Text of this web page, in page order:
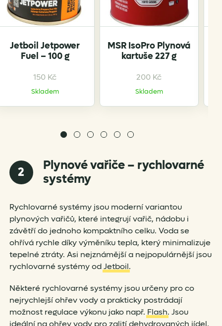
Jetboil Jetpower
Fuel – 100 g
150 Kč
Skladem
MSR IsoPro Plynová
kartuše 227 g
200 Kč
Skladem
2
Plynové vařiče – rychlovarné
systémy
Rychlovarné systémy jsou moderní variantou
plynových vařičů, které integrují vařič, nádobu i
závětří do jednoho kompaktního celku. Voda se
ohřívá rychle díky výměníku tepla, který minimalizuje
tepelné ztráty. Asi nejznámější a nejpopulárnější jsou
rychlovarné systémy odJetboil.
Některé rychlovarné systémy jsou určeny pro co
nejrychlejší ohřev vody a prakticky postrádají
možnost regulace výkonu jako např. Flash. Jsou
ideální na ohřev vody pro zalití dehydrovaných jídel,